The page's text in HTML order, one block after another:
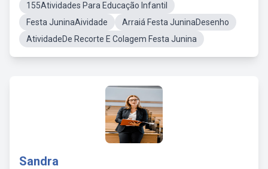
155Atividades Para Educação Infantil
Festa JuninaAividade
Arraiá Festa JuninaDesenho
AtividadeDe Recorte E Colagem Festa Junina
Sandra